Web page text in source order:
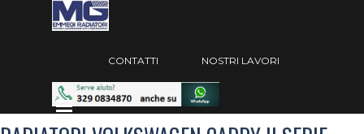
Vai ai contenuti
Salta menù
CONTATTI NOSTRI LAVORI
Salta menù